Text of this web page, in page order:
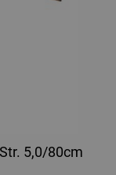
5,0/80cm